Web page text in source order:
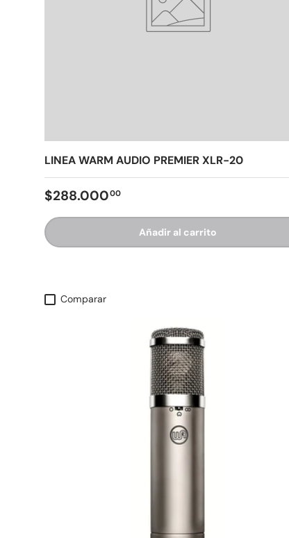
LINEA WARM AUDIO PREMIER XLR-20
$288.00000
Añadir al carrito
Comparar